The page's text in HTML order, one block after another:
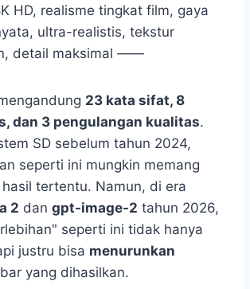
HD, realisme tingkat film, gaya
ultra-realistis, tekstur
detail maksimal ——
23 kata sifat, 8
dan 3 pengulangan kualitas.
SD sebelum tahun 2024,
seperti ini mungkin memang
tertentu. Namun, di era
2 dan gpt-image-2 tahun 2026,
seperti ini tidak hanya
justru bisa menurunkan
yang dihasilkan.